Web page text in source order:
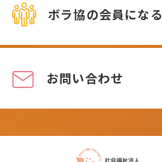
ボラ協の会員になる
お問い合わせ